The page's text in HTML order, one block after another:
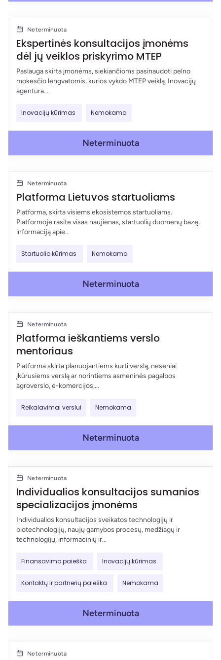
Neterminuota
Ekspertinės konsultacijos įmonėms
dėl jų veiklos priskyrimo MTEP
Paslauga skirta įmonėms, siekiančioms pasinaudoti pelno
mokesčio lengvatomis, kurios vykdo MTEP veiklą. Inovacijų
agentūra...
Inovacijų kūrimas Nemokama
Neterminuota
Neterminuota
Platforma Lietuvos startuoliams
Platforma, skirta visiems ekosistemos startuoliams.
Platformoje rasite visas naujienas, startuolių duomenų bazę,
informaciją apie...
Startuolio kūrimas Nemokama
Neterminuota
Neterminuota
Platforma ieškantiems verslo
mentoriaus
Platforma skirta planuojantiems kurti verslą, neseniai
įkūrusiems verslą ar norintiems asmeninės pagalbos
agroverslo, e-komercijos,...
Reikalavimai verslui Nemokama
Neterminuota
Neterminuota
Individualios konsultacijos sumanios
specializacijos įmonėms
Individualios konsultacijos sveikatos technologijų ir
biotechnologijų, naujų gamybos procesų, medžiagų ir
technologijų, informacinių ir...
Finansavimo paieška Inovacijų kūrimas
Kontaktų ir partnerių paieška Nemokama
Neterminuota
Neterminuota